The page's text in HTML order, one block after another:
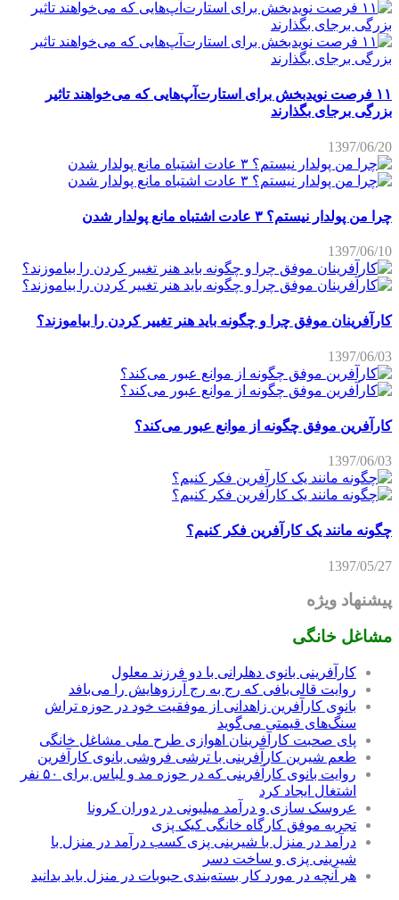
۱۱ فرصت نویدبخش برای استارت‌آپ‌هایی که می‌خواهند تاثیر
بزرگی برجای بگذارند
1397/06/20
چرا من پولدار نیستم؟ ۳ عادت اشتباه مانع پولدار شدن
1397/06/10
کارآفرینان موفق چرا و چگونه باید هنر تغییر کردن را بیاموزند؟
1397/06/03
کارآفرین موفق چگونه از موانع عبور می‌کند؟
1397/06/03
چگونه مانند یک کارآفرین فکر کنیم؟
1397/05/27
پیشنهاد ویژه
مشاغل خانگی
کارآفرینی بانوی دهلرانی با دو فرزند معلول
روایت قالی‌بافی که رج به رج آرزوهایش را می‌بافد
بانوی کارآفرین زاهدانی از موفقیت خود در حوزه تراش
سنگ‌های قیمتی می‌گوید
پای صحبت کارآفرینان اهوازی طرح ملی مشاغل خانگی
طعم شیرین کارآفرینی با ترشی فروشی بانوی کارآفرین
روایت بانوی کارآفرینی که در حوزه مد و لباس برای ۵۰ نفر
اشتغال ایجاد کرد
عروسک سازی و درآمد میلیونی در دوران کرونا
تجربه موفق کارگاه خانگی کیک پزی
درآمد در منزل با شیرینی پزی کسب درآمد در منزل با
شیرینی پزی و ساخت دسر
هر آنچه در مورد کار بسته‌بندی حبوبات در منزل باید بدانید